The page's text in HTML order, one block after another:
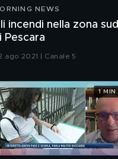
NEWS
incendi nella zona sud
Pescara
ago 2021 | Canale 5
1 MIN